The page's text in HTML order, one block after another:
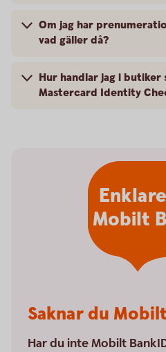
Om jag har
vad gäller då?
Hur handlar jag i butiker
Mastercard Identity
Mobilt
Saknar du
Har du inte Mobilt